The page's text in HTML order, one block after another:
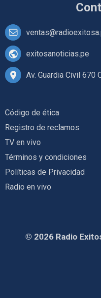
exitosanoticias.pe
Av. Guardia Civil 670
Código de ética
Registro de reclamos
TV en vivo
Términos y condiciones
Políticas de Privacidad
Radio en vivo
© 2026 Radio